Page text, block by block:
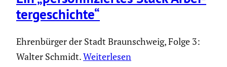
ter­ge­schichte“
Ehrenbürger der Stadt Braunschweig, Folge 3:
Walter Schmidt.Weiterlesen